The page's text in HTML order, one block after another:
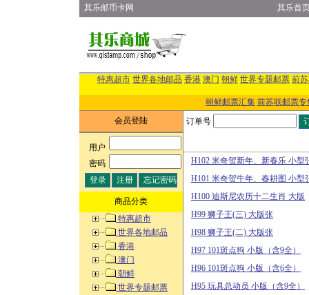
其乐邮币卡网 其乐首
特惠超市 世界各地邮品 香港 澳门 朝鲜 世界专题邮票 前
朝鲜邮票汇集 前苏联邮票专
会员登陆
用户:
密码:
商品分类
特惠超市
世界各地邮品
香港
澳门
朝鲜
世界专题邮票
订单号
H102 米奇贺新年、新春乐 小型
H101 米奇贺牛年、春耕图 小型
H100 迪斯尼农历十二生肖 大版
H99 狮子王(三) 大版张
H98 狮子王(二) 大版张
H97 101斑点狗 小版（含9全）
H96 101斑点狗 小版（含6全）
H95 玩具总动员 小版（含9全）